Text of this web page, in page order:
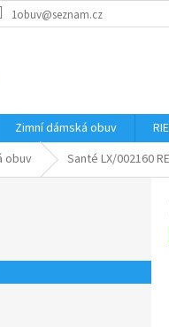
1obuv@seznam.cz
Zimní dámská obuv
obuv Santé LX/002160